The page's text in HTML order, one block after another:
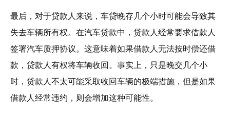
最后，对于贷款人来说，车贷晚存几个小时可能会导致其
失去车辆所有权。在汽车贷款中，贷款人经常要求借款人
签署汽车质押协议。这意味着如果借款人无法按时偿还借
款，贷款人有权将车辆收回。事实上，只是晚交几个小
时，贷款人不太可能采取收回车辆的极端措施，但是如果
借款人经常违约，则会增加这种可能性。